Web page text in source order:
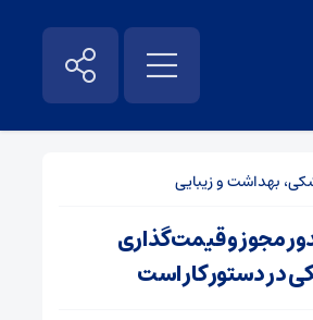
بهداشت و زیبایی
مجوز و قیمت‌گذاری
در دستور کار است